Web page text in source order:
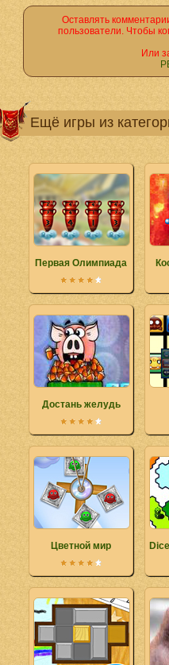
Оставлять
пользователи. Чтобы
Или
Ещё игры из
Первая Олимпиада
Достань желудь
Цветной мир